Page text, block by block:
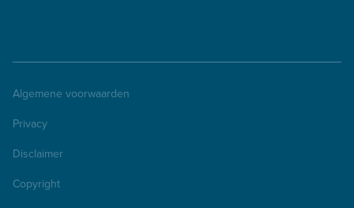
Algemene voorwaarden
Privacy
Disclaimer
Copyright